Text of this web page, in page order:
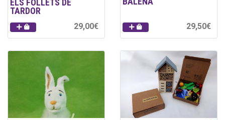
ELS FOLLETS DE
TARDOR
29,00€ 29,50€